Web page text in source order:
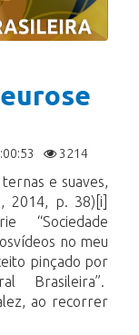
3214
e suaves,
2014, p. 38)[i]
“Sociedade
no meu
pinçado por
Brasileira”.
ao recorrer